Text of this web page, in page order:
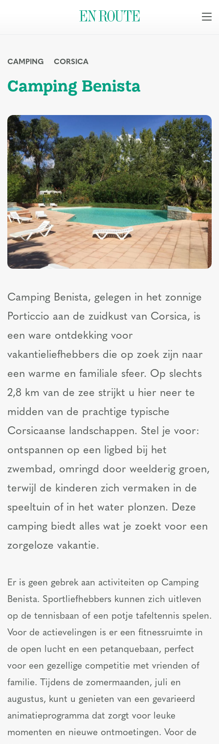
CAMPING CORSICA
Camping Benista
Camping Benista, gelegen in het zonnige
Porticcio aan de zuidkust van Corsica, is
een ware ontdekking voor
vakantieliefhebbers die op zoek zijn naar
een warme en familiale sfeer. Op slechts
2,8 km van de zee strijkt u hier neer te
midden van de prachtige typische
Corsicaanse landschappen. Stel je voor:
ontspannen op een ligbed bij het
zwembad, omringd door weelderig groen,
terwijl de kinderen zich vermaken in de
speeltuin of in het water plonzen. Deze
camping biedt alles wat je zoekt voor een
zorgeloze vakantie.
Er is geen gebrek aan activiteiten op Camping
Benista. Sportliefhebbers kunnen zich uitleven
op de tennisbaan of een potje tafeltennis spelen.
Voor de actievelingen is er een fitnessruimte in
de open lucht en een petanquebaan, perfect
voor een gezellige competitie met vrienden of
familie. Tijdens de zomermaanden, juli en
augustus, kunt u genieten van een gevarieerd
animatieprogramma dat zorgt voor leuke
momenten en nieuwe ontmoetingen. Voor de